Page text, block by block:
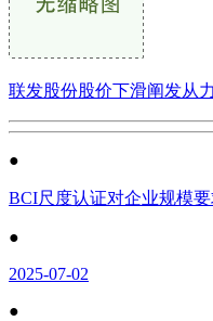
联发股份股价下滑阐发从
●
BCI尺度认证对企业规模
●
2025-07-02
●